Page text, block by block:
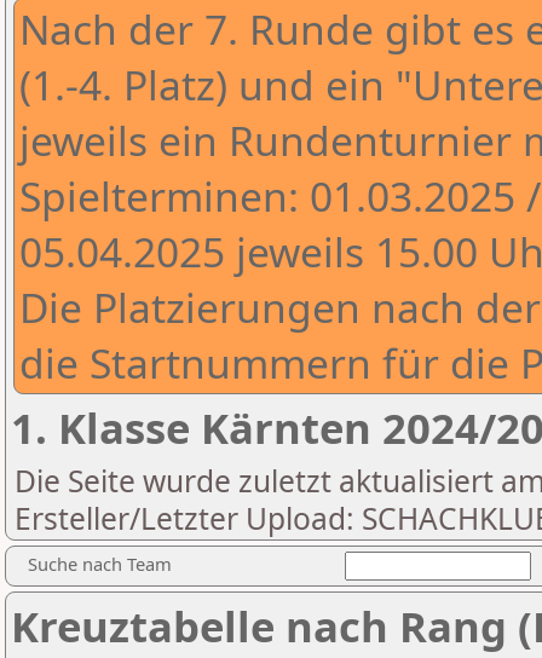
Nach der 7. Runde gibt es
(1.-4. Platz) und ein
jeweils ein Rundenturnier
Spielterminen: 01.03.2025
05.04.2025 jeweils 15.00
Die Platzierungen nach
die Startnummern für die
1. Klasse Kärnten 2024/
Die Seite wurde zuletzt aktualisiert
Ersteller/Letzter Upload:
Suche nach Team
Kreuztabelle nach Rang